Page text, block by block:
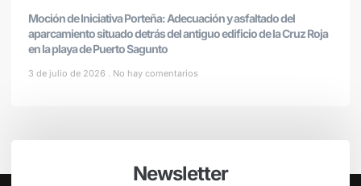
Moción de Iniciativa Porteña: Adecuación y asfaltado del
aparcamiento situado detrás del antiguo edificio de la Cruz Roja
en la playa de Puerto Sagunto
3 de julio de 2026 No hay comentarios
Newsletter